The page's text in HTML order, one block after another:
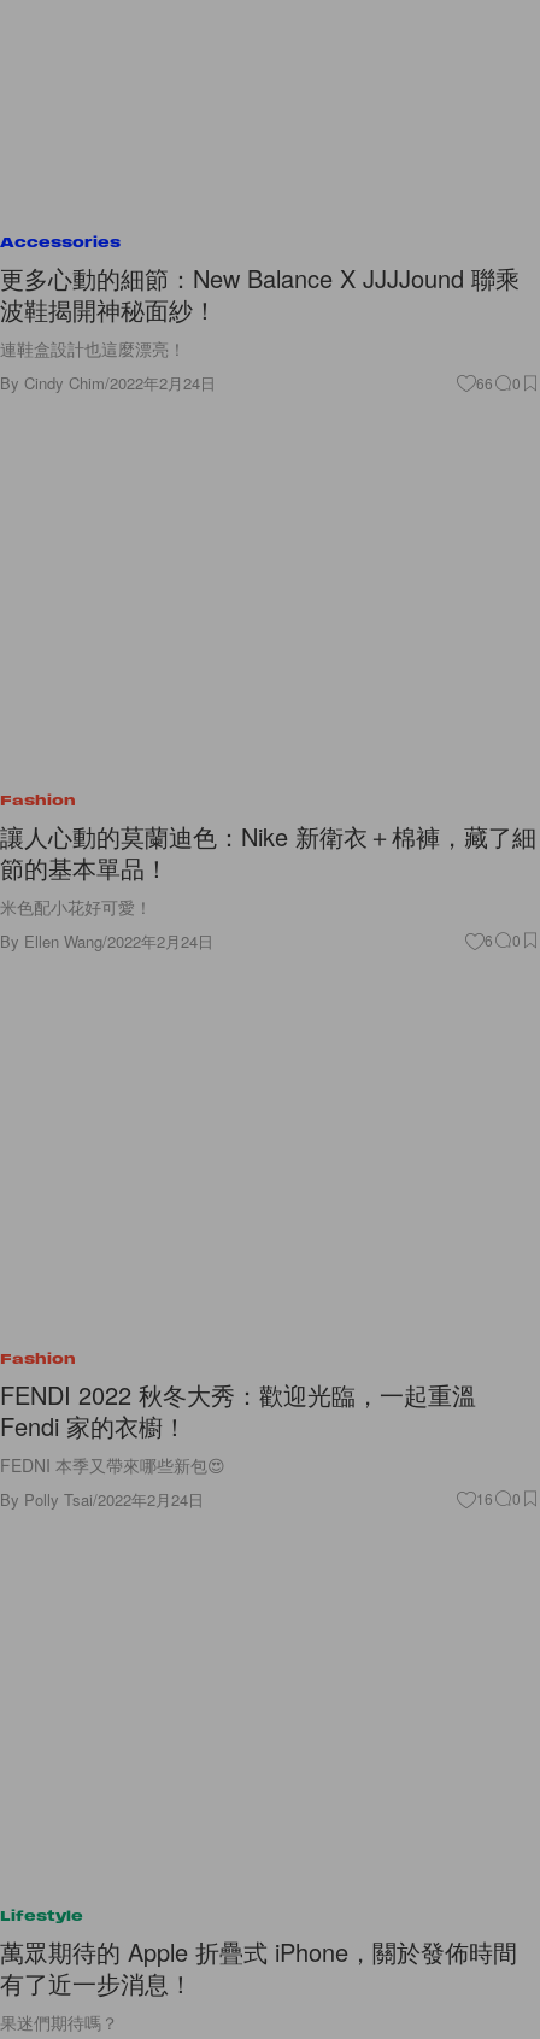
Accessories
更多心動的細節：New Balance X JJJJound 聯乘
波鞋揭開神秘面紗！
連鞋盒設計也這麼漂亮！
By Cindy Chim/2022年2月24日 66 0
Fashion
讓人心動的莫蘭迪色：Nike 新衛衣＋棉褲，藏了細
節的基本單品！
米色配小花好可愛！
By Ellen Wang/2022年2月24日 6 0
Fashion
FENDI 2022 秋冬大秀：歡迎光臨，一起重溫
Fendi 家的衣櫥！
FEDNI 本季又帶來哪些新包😍
By Polly Tsai/2022年2月24日 16 0
Lifestyle
萬眾期待的 Apple 折疊式 iPhone，關於發佈時間
有了近一步消息！
果迷們期待嗎？